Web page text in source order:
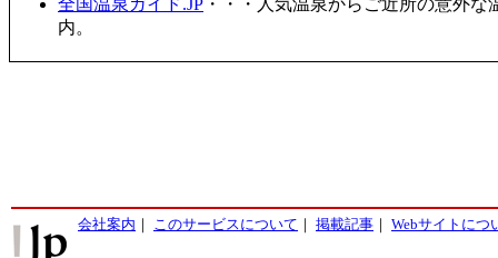
全国温泉ガイド.JP ・・・人気温泉からご近所の意外
内。
会社案内 ｜ このサービスについて ｜ 掲載記事 ｜ Webサイトにつ